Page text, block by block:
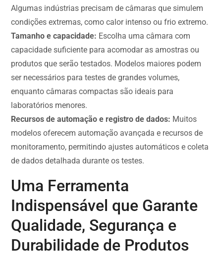
Algumas indústrias precisam de câmaras que simulem
condições extremas, como calor intenso ou frio extremo.
Tamanho e capacidade: Escolha uma câmara com
capacidade suficiente para acomodar as amostras ou
produtos que serão testados. Modelos maiores podem
ser necessários para testes de grandes volumes,
enquanto câmaras compactas são ideais para
laboratórios menores.
Recursos de automação e registro de dados: Muitos
modelos oferecem automação avançada e recursos de
monitoramento, permitindo ajustes automáticos e coleta
de dados detalhada durante os testes.
Uma Ferramenta
Indispensável que Garante
Qualidade, Segurança e
Durabilidade de Produtos